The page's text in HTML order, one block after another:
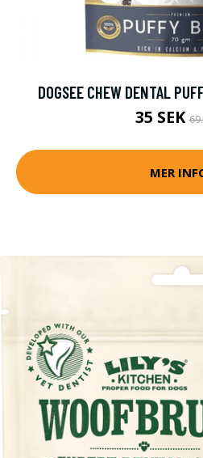
DOGSEE CHEW DENTAL
35 SEK
MER